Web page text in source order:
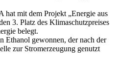
hat mit dem Projekt „Energie aus
3. Platz des Klimaschutzpreises
belegt.
Ethanol gewonnen, der nach der
zur Stromerzeugung genutzt